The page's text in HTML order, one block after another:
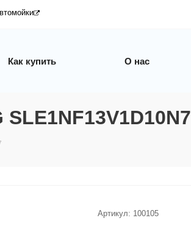
Как купить О нас
Артикул: 100105